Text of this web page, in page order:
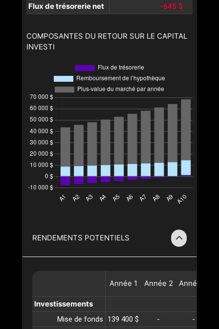
Flux de trésorerie net -645 $
COMPOSANTES DU RETOUR SUR LE CAPITAL
INVESTI
RENDEMENTS POTENTIELS
Année 1 Année 2 Année
Investissements
Mise de fonds 139 400 $ -
-